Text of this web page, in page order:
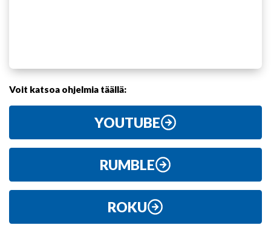
Voit katsoa ohjelmia täällä:
YOUTUBE
RUMBLE
ROKU